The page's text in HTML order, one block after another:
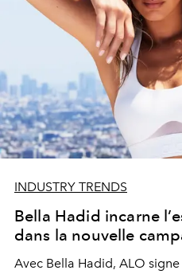
INDUSTRY TRENDS
Bella Hadid incarne
dans la nouvelle
Avec Bella Hadid, ALO